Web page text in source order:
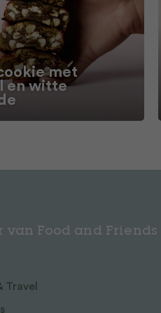
met
en witte
van Food and Friends
Travel